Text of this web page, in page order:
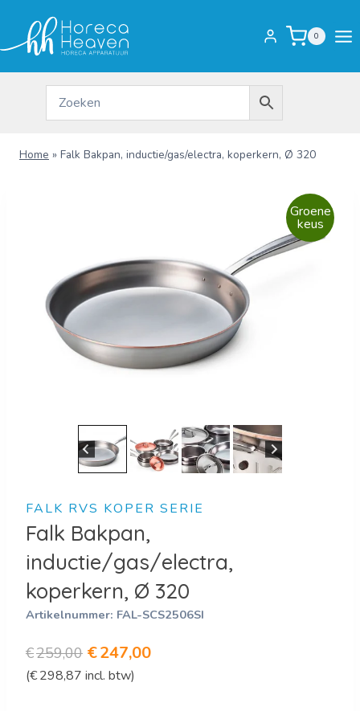
inhoud
0
Home » Falk Bakpan, inductie/gas/electra, koperkern, Ø 320
Groene
keus
FALK RVS KOPER SERIE
Falk Bakpan,
inductie/gas/electra,
koperkern, Ø 320
Artikelnummer: FAL-SCS2506SI
€259,00 Oorspronkelijke
prijs
€247,00Huidige
(€298,87 incl. btw)